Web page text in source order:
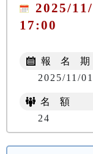
2025/
17:00
報 名 期
2025/11/
名 額
24